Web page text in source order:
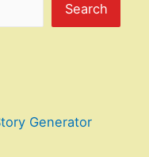
Search
Generator